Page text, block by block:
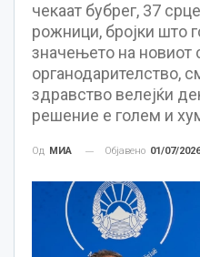
чекаат бубрег, 37
рожници, бројки што
значењето на новиот
органодарителство,
здравство велејќи
решение е голем и
Од МИА Објавено 01/07/